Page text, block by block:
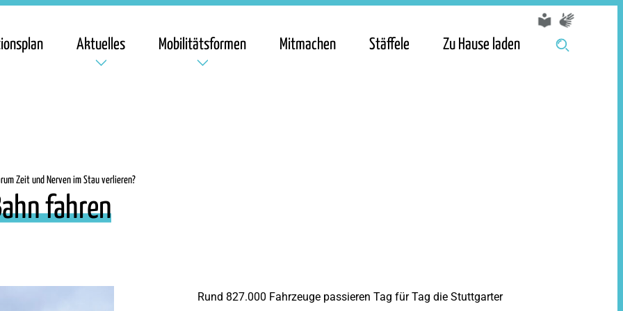
Aktuelles Mobilitätsformen Mitmachen Stäffele Zu Hause laden
Zeit und Nerven im Stau verlieren?
fahren
Rund 827.000 Fahrzeuge passieren Tag für Tag die Stuttgarter